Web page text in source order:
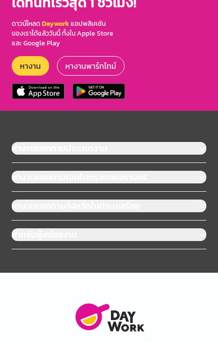
ดาวน์โหลดDayworkแอปพลิเคชัน
ของเราได้แล้ววันนี้ ทั้งใน Apple Store
และ Google Play
หางาน หางานพาร์ทไทม์
หางานแยกตามประเภทงาน
หางานแยกตามเขตในกรุงเทพมหานคร
หางานแยกตามจังหวัดในประเทศไทย
สำหรับผู้สมัครงาน